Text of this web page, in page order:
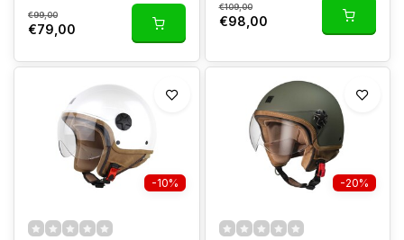
€99,00
€79,00
€109,00
€98,00
-10% -20%